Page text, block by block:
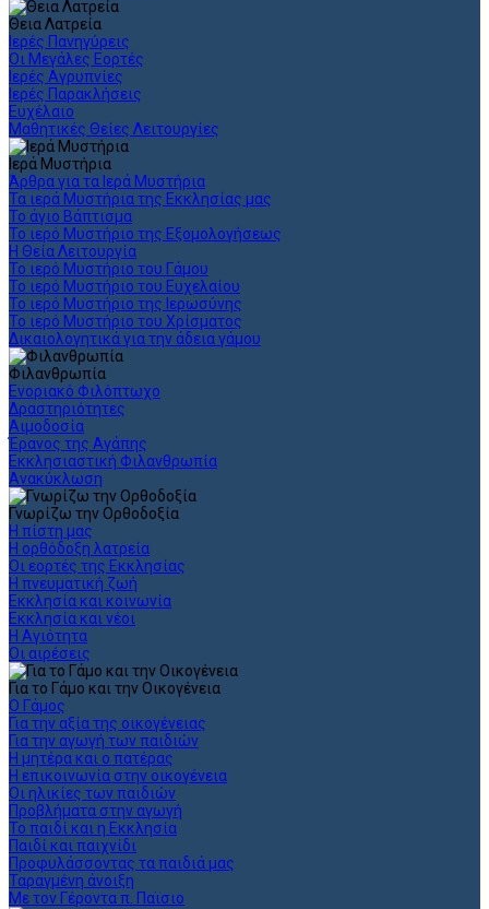
Θεια Λατρεία
Ιερές Πανηγύρεις
Οι Μεγάλες Εορτές
Ιερές Αγρυπνίες
Ιερές Παρακλήσεις
Ευχέλαιο
Μαθητικές Θείες Λειτουργίες
Ιερά Μυστήρια
Άρθρα για τα Ιερά Μυστήρια
Τα ιερά Μυστήρια της Εκκλησίας μας
Το άγιο Βάπτισμα
Το ιερό Μυστήριο της Εξομολογήσεως
Η Θεία Λειτουργία
Το ιερό Μυστήριο του Γάμου
Το ιερό Μυστήριο του Ευχελαίου
Το ιερό Μυστήριο της Ιερωσύνης
Το ιερό Μυστήριο του Χρίσματος
Δικαιολογητικά για την άδεια γάμου
Φιλανθρωπία
Ενοριακό Φιλόπτωχο
Δραστηριότητες
Αιμοδοσία
Έρανος της Αγάπης
Εκκλησιαστική Φιλανθρωπία
Ανακύκλωση
Γνωρίζω την Ορθοδοξία
Η πίστη μας
Η ορθόδοξη λατρεία
Οι εορτές της Εκκλησίας
Η πνευματική ζωή
Εκκλησία και κοινωνία
Εκκλησία και νέοι
Η Αγιότητα
Οι αιρέσεις
Για το Γάμο και την Οικογένεια
Ο Γάμος
Για την αξία της οικογένειας
Για την αγωγή των παιδιών
Η μητέρα και ο πατέρας
Η επικοινωνία στην οικογένεια
Οι ηλικίες των παιδιών
Προβλήματα στην αγωγή
Το παιδί και η Εκκλησία
Παιδί και παιχνίδι
Προφυλάσσοντας τα παιδιά μας
Ταραγμένη άνοιξη
Με τον Γέροντα π. Παϊσιο